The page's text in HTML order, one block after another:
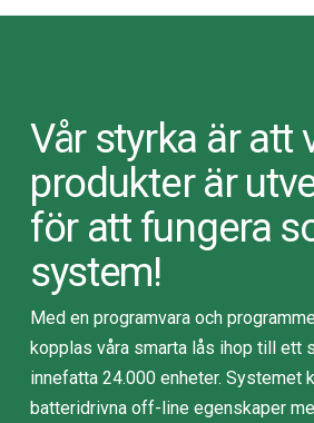
Vår styrka är att
produkter är
för att fungera
system!
Med en programvara och
kopplas våra smarta lås ihop till ett
innefatta 24.000 enheter. Systemet
batteridrivna off-line egenskaper